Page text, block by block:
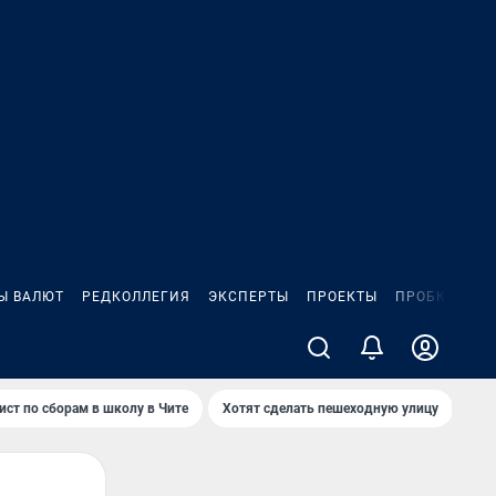
ВАЛЮТ РЕДКОЛЛЕГИЯ ЭКСПЕРТЫ ПРОЕКТЫ ПРОБКИ
по сборам в школу в Чите Хотят сделать пешеходную улицу